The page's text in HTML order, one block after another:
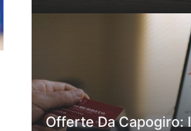
Offerte Da Capogiro: I